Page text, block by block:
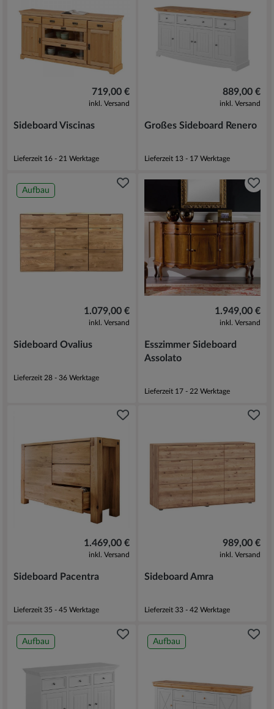
719,00 €
inkl. Versand
Sideboard Viscinas
Lieferzeit 16 - 21 Werktage
889,00 €
inkl. Versand
Großes Sideboard Renero
Lieferzeit 13 - 17 Werktage
Aufbau
1.079,00 €
inkl. Versand
Sideboard Ovalius
Lieferzeit 28 - 36 Werktage
1.949,00 €
inkl. Versand
Esszimmer Sideboard
Assolato
Lieferzeit 17 - 22 Werktage
1.469,00 €
inkl. Versand
Sideboard Pacentra
Lieferzeit 35 - 45 Werktage
989,00 €
inkl. Versand
Sideboard Amra
Lieferzeit 33 - 42 Werktage
Aufbau Aufbau